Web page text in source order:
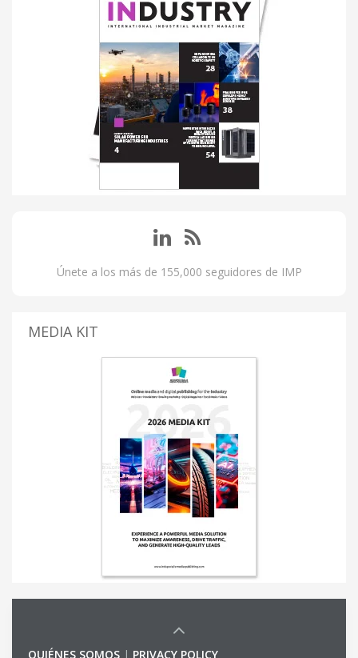
Únete a los más de 155,000 seguidores de IMP
MEDIA KIT
QUIÉNES SOMOS | PRIVACY POLICY